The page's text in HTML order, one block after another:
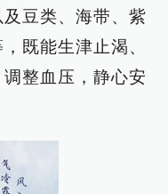
豆类、海带、紫
既能生津止渴、
整血压，静心安